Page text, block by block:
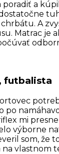
a
A
Matrac je
futbalista
po
mi
výborne
som, že
na vlastnom